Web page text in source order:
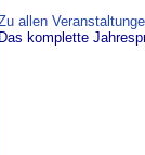
allen
Das komplette